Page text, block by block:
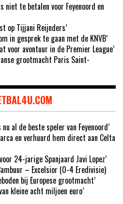
niet te betalen voor Feyenoord en
op Tijjani Reijnders’
in gesprek te gaan met de KNVB’
voor avontuur in de Premier League’
grootmacht Paris Saint-
al de beste speler van Feyenoord’
en verhuurd hem direct aan Celta
24-jarige Spanjaard Javi Lopez’
– Excelsior (0-4 Eredivisie)
bij Europese grootmacht’
kleine acht miljoen euro’